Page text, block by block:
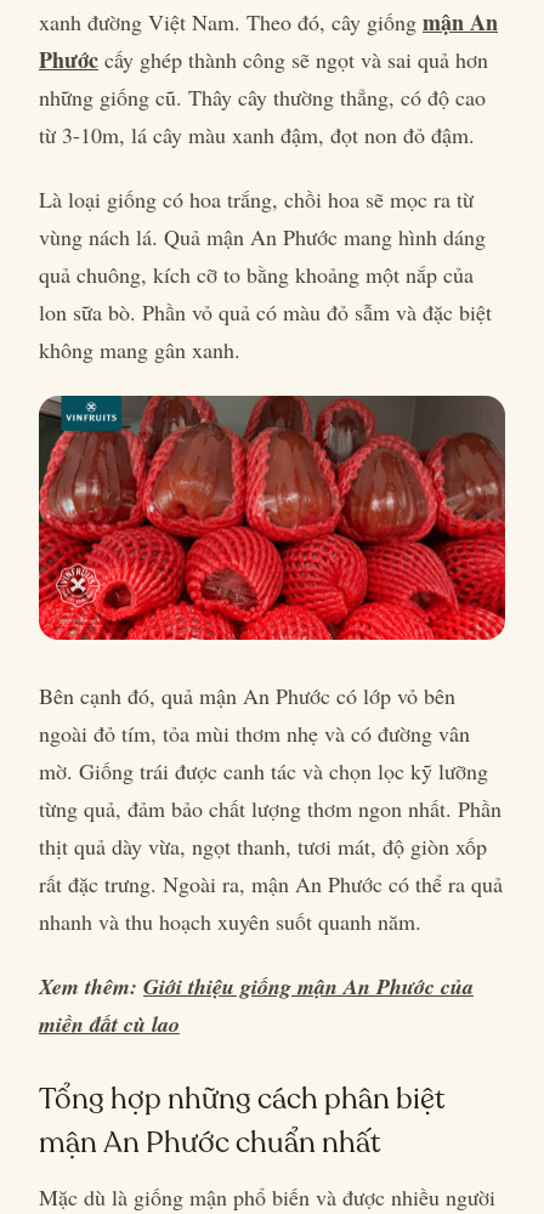
xanh đường Việt Nam. Theo đó, cây giống mận An
Phước cấy ghép thành công sẽ ngọt và sai quả hơn
những giống cũ. Thây cây thường thẳng, có độ cao
từ 3-10m, lá cây màu xanh đậm, đọt non đỏ đậm.
Là loại giống có hoa trắng, chồi hoa sẽ mọc ra từ
vùng nách lá. Quả mận An Phước mang hình dáng
quả chuông, kích cỡ to bằng khoảng một nắp của
lon sữa bò. Phần vỏ quả có màu đỏ sẫm và đặc biệt
không mang gân xanh.
Bên cạnh đó, quả mận An Phước có lớp vỏ bên
ngoài đỏ tím, tỏa mùi thơm nhẹ và có đường vân
mờ. Giống trái được canh tác và chọn lọc kỹ lưỡng
từng quả, đảm bảo chất lượng thơm ngon nhất. Phần
thịt quả dày vừa, ngọt thanh, tươi mát, độ giòn xốp
rất đặc trưng. Ngoài ra, mận An Phước có thể ra quả
nhanh và thu hoạch xuyên suốt quanh năm.
Xem thêm: Giới thiệu giống mận An Phước của
miền đất cù lao
Tổng hợp những cách phân biệt
mận An Phước chuẩn nhất
Mặc dù là giống mận phổ biến và được nhiều người